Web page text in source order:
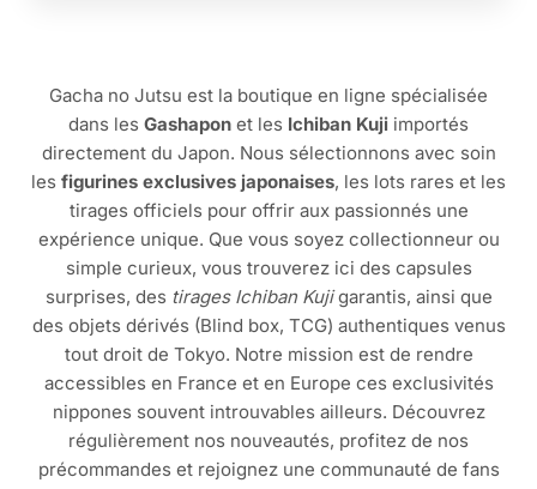
Gacha no Jutsu est la boutique en ligne spécialisée
dans les Gashapon et les Ichiban Kuji importés
directement du Japon. Nous sélectionnons avec soin
les figurines exclusives japonaises, les lots rares et les
tirages officiels pour offrir aux passionnés une
expérience unique. Que vous soyez collectionneur ou
simple curieux, vous trouverez ici des capsules
surprises, des tirages Ichiban Kujigarantis, ainsi que
des objets dérivés (Blind box, TCG) authentiques venus
tout droit de Tokyo. Notre mission est de rendre
accessibles en France et en Europe ces exclusivités
nippones souvent introuvables ailleurs. Découvrez
régulièrement nos nouveautés, profitez de nos
précommandes et rejoignez une communauté de fans